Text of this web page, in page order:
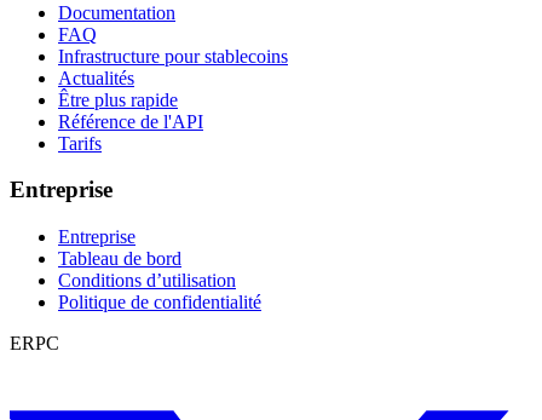
Documentation
FAQ
Infrastructure pour stablecoins
Actualités
Être plus rapide
Référence de l'API
Tarifs
Entreprise
Entreprise
Tableau de bord
Conditions d’utilisation
Politique de confidentialité
ERPC